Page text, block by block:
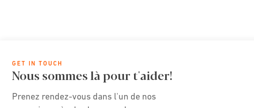
GET IN TOUCH
Nous sommes là pour t'aider!
Prenez rendez-vous dans l'un de nos